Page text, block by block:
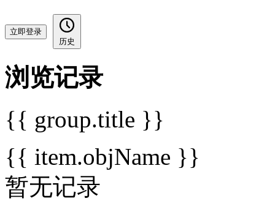
立即登录
历史
浏览记录
{{ group.title }}
{{ item.objName }}
暂无记录